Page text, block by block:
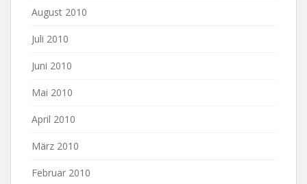
August 2010
Juli 2010
Juni 2010
Mai 2010
April 2010
März 2010
Februar 2010